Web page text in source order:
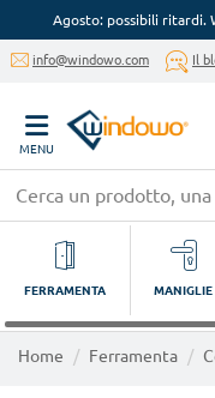
Agosto: possibili ritardi.
info@windowo.com Il
MENU
FERRAMENTA MANIGLIE
Home Ferramenta